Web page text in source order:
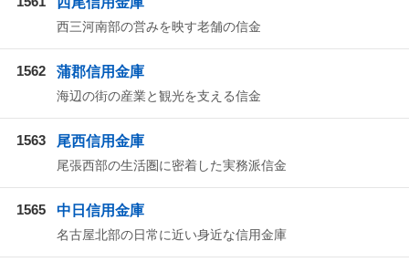
西三河南部の営みを映す老舗の信金
1562 蒲郡信用金庫
海辺の街の産業と観光を支える信金
1563 尾西信用金庫
尾張西部の生活圏に密着した実務派信金
1565 中日信用金庫
名古屋北部の日常に近い身近な信用金庫